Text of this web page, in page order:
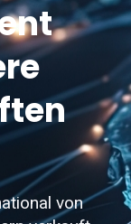
von